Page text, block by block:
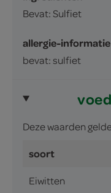
Bevat: Sulfiet
allergie-informatie
bevat: sulfiet
Deze waarden
soort
Eiwitten